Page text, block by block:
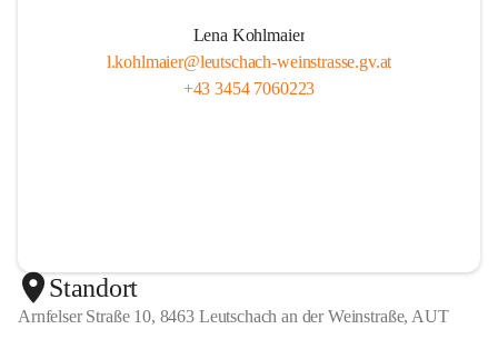
Lena Kohlmaier
l.kohlmaier@leutschach-weinstrasse.gv.at
+43 3454 7060223
Standort
Arnfelser Straße 10, 8463 Leutschach an der Weinstraße, AUT